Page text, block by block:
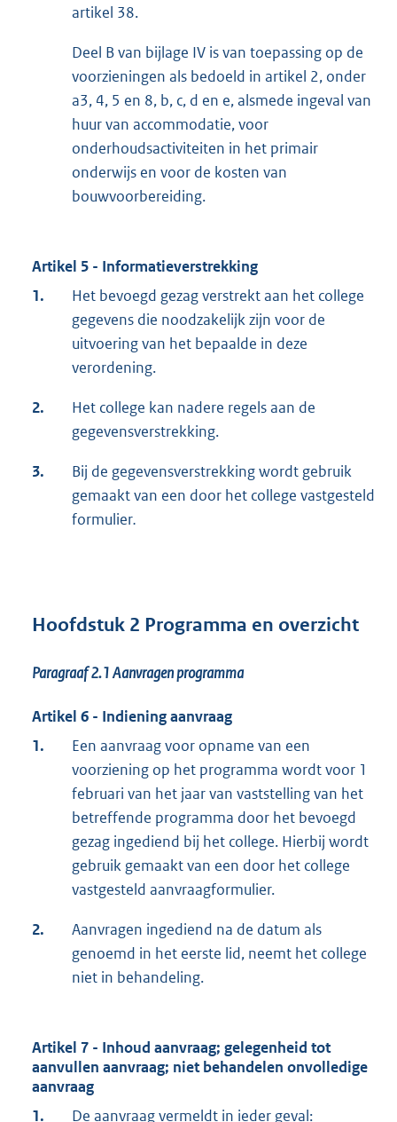
artikel 38.
Deel B van bijlage IV is van toepassing op de
voorzieningen als bedoeld in artikel 2, onder
a3, 4, 5 en 8, b, c, d en e, alsmede ingeval van
huur van accommodatie, voor
onderhoudsactiviteiten in het primair
onderwijs en voor de kosten van
bouwvoorbereiding.
Artikel 5 - Informatieverstrekking
1.
Het bevoegd gezag verstrekt aan het college
gegevens die noodzakelijk zijn voor de
uitvoering van het bepaalde in deze
verordening.
2.
Het college kan nadere regels aan de
gegevensverstrekking.
3.
Bij de gegevensverstrekking wordt gebruik
gemaakt van een door het college vastgesteld
formulier.
Hoofdstuk 2 Programma en overzicht
Paragraaf 2.1Aanvragen programma
Artikel 6 - Indiening aanvraag
1.
Een aanvraag voor opname van een
voorziening op het programma wordt voor 1
februari van het jaar van vaststelling van het
betreffende programma door het bevoegd
gezag ingediend bij het college. Hierbij wordt
gebruik gemaakt van een door het college
vastgesteld aanvraagformulier.
2.
Aanvragen ingediend na de datum als
genoemd in het eerste lid, neemt het college
niet in behandeling.
Artikel 7 - Inhoud aanvraag; gelegenheid tot
aanvullen aanvraag; niet behandelen onvolledige
aanvraag
1.
De aanvraag vermeldt in ieder geval: